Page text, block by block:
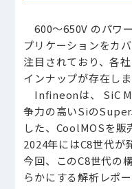
600～650V のパワ
プリケーションをカ
注目されており、各
インナップが存在しま
Infineonは、 SiC
争力の高いSiの
した、CoolMOSを販
2024年にはC8世代が
今回、このC8世代の
らかにする解析レポ